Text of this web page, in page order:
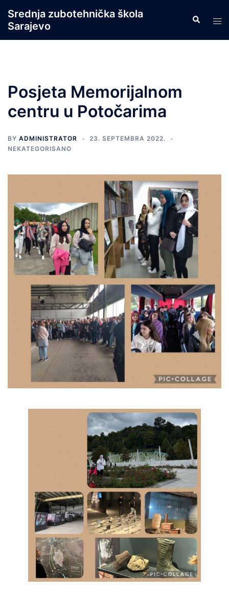
content
Srednja zubotehnička škola
Sarajevo
Search
Posjeta Memorijalnom
centru u Potočarima
BY ADMINISTRATOR
23. SEPTEMBRA 2022.
NEKATEGORISANO